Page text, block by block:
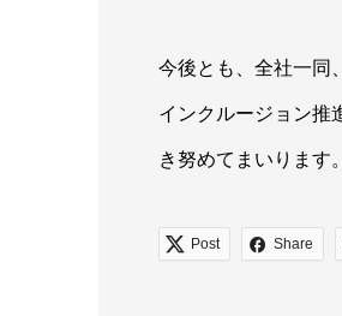
今後とも、全社一同
インクルージョン推
き努めてまいります。
Post Share